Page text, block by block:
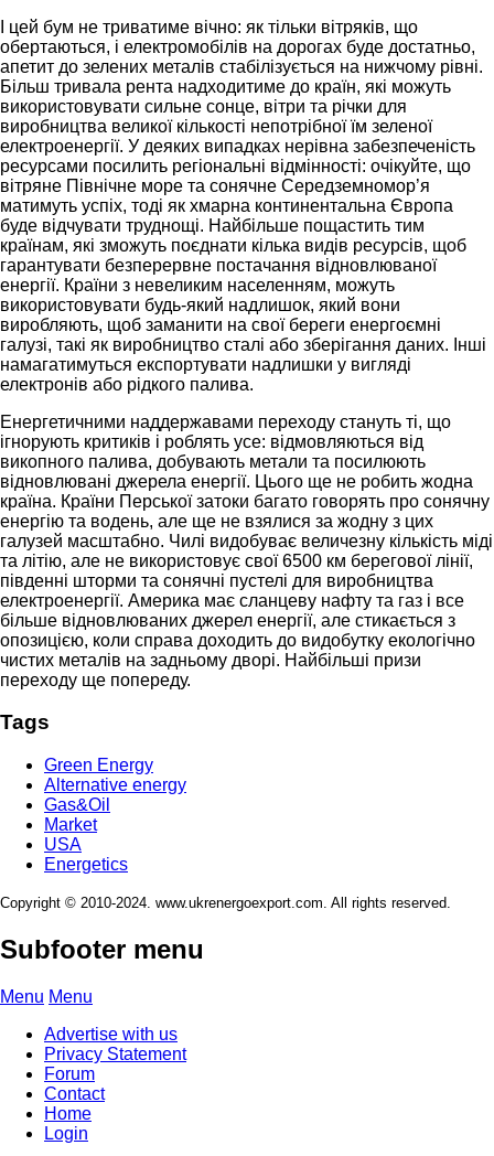
І цей бум не триватиме вічно: як тільки вітряків, що
обертаються, і електромобілів на дорогах буде достатньо,
апетит до зелених металів стабілізується на нижчому рівні.
Більш тривала рента надходитиме до країн, які можуть
використовувати сильне сонце, вітри та річки для
виробництва великої кількості непотрібної їм зеленої
електроенергії. У деяких випадках нерівна забезпеченість
ресурсами посилить регіональні відмінності: очікуйте, що
вітряне Північне море та сонячне Середземномор’я
матимуть успіх, тоді як хмарна континентальна Європа
буде відчувати труднощі. Найбільше пощастить тим
країнам, які зможуть поєднати кілька видів ресурсів, щоб
гарантувати безперервне постачання відновлюваної
енергії. Країни з невеликим населенням, можуть
використовувати будь-який надлишок, який вони
виробляють, щоб заманити на свої береги енергоємні
галузі, такі як виробництво сталі або зберігання даних. Інші
намагатимуться експортувати надлишки у вигляді
електронів або рідкого палива.
Енергетичними наддержавами переходу стануть ті, що
ігнорують критиків і роблять усе: відмовляються від
викопного палива, добувають метали та посилюють
відновлювані джерела енергії. Цього ще не робить жодна
країна. Країни Перської затоки багато говорять про сонячну
енергію та водень, але ще не взялися за жодну з цих
галузей масштабно. Чилі видобуває величезну кількість міді
та літію, але не використовує свої 6500 км берегової лінії,
південні шторми та сонячні пустелі для виробництва
електроенергії. Америка має сланцеву нафту та газ і все
більше відновлюваних джерел енергії, але стикається з
опозицією, коли справа доходить до видобутку екологічно
чистих металів на задньому дворі. Найбільші призи
переходу ще попереду.
Tags
Green Energy
Alternative energy
Gas&Oil
Market
USA
Energetics
Copyright © 2010-2024. www.ukrenergoexport.com. All rights reserved.
Subfooter menu
Menu Menu
Advertise with us
Privacy Statement
Forum
Contact
Home
Login